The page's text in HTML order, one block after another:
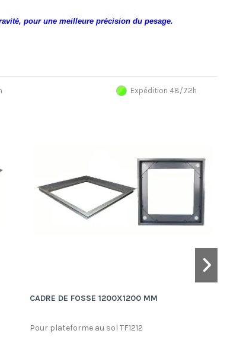
pour une meilleure précision du pesage.
CADRE DE FOSSE 1200X1200 MM
Pour plateforme au sol TF1212
Expédition 48/72h